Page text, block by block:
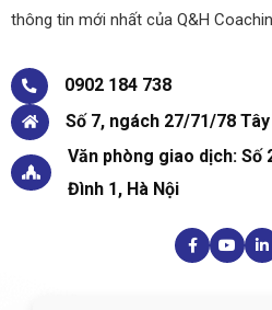
thông tin mới nhất của Q&H
0902 184 738
Số 7, ngách 27/71/78
Văn phòng giao dịch: Số
Đình 1, Hà Nội